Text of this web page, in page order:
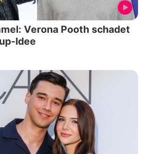
Verona Pooth schadet
Idee